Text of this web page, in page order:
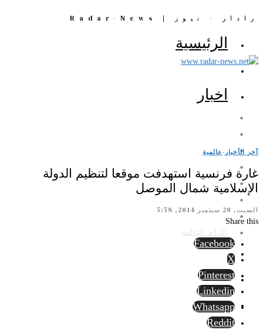
رادار - نيوز | Radar-News
الرئيسية
اخبار
الرأي الثالث
آخر الأخبار · عالمية
غارة فرنسية استهدفت موقعا لتنظيم الدولة
الإسلامية شمال الموصل
السبت, 20 سبتمبر 2014, 5:58
Share this
Facebook
X
Pinterest
Linkedin
Whatsapp
Reddit